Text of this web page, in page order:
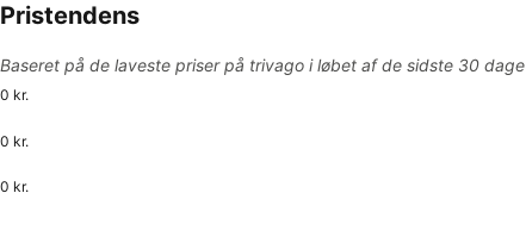
Pristendens
Baseret på de laveste priser på trivago i løbet af de sidste 30 dage
0 kr.
0 kr.
0 kr.